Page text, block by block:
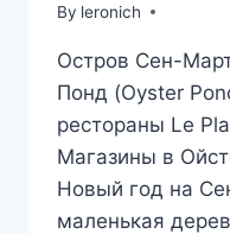
By leronich
Остров Сен-
Понд (Oyster
рестораны Le
Магазины в
Новый год на
маленькая